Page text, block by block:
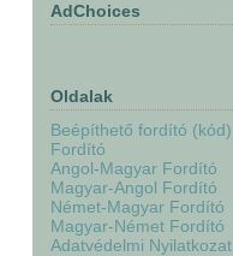
AdChoices
Oldalak
Beépíthető fordító (kód)
Fordító
Angol-Magyar Fordító
Magyar-Angol Fordító
Német-Magyar Fordító
Magyar-Német Fordító
Adatvédelmi Nyilatkozat